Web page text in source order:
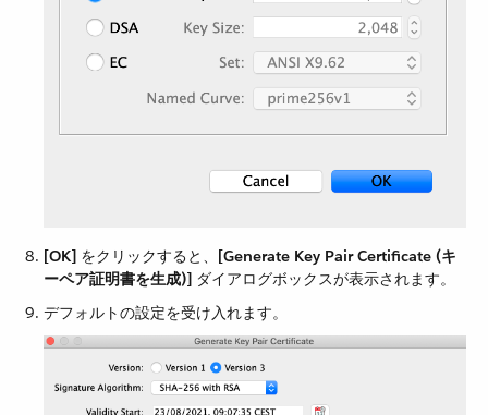
[OK] ​ をクリックすると、​ [Generate Key Pair Certificate (キ
ーペア証明書を生成)] ​ ダイアログボックスが表示されます。
デフォルトの設定を受け入れます。